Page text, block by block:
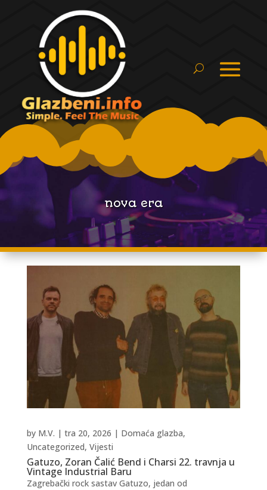
nova era
Gatuzo, Zoran Čalić Bend i Charsi 22. travnja u
Vintage Industrial Baru
by M.V. | tra 20, 2026 | Domaća glazba,
Uncategorized, Vijesti
Zagrebački rock sastav Gatuzo, jedan od